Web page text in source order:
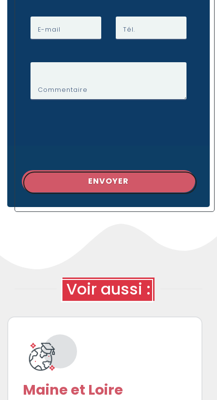
E-mail Tél.
Commentaire
ENVOYER
Voir aussi :
Maine et Loire